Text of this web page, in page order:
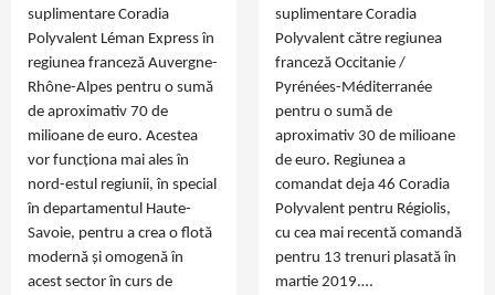
suplimentare Coradia
Polyvalent Léman Express în
regiunea franceză Auvergne-
Rhône-Alpes pentru o sumă
de aproximativ 70 de
milioane de euro. Acestea
vor funcționa mai ales în
nord-estul regiunii, în special
în departamentul Haute-
Savoie, pentru a crea o flotă
modernă și omogenă în
acest sector în curs de
suplimentare Coradia
Polyvalent către regiunea
franceză Occitanie /
Pyrénées-Méditerranée
pentru o sumă de
aproximativ 30 de milioane
de euro. Regiunea a
comandat deja 46 Coradia
Polyvalent pentru Régiolis,
cu cea mai recentă comandă
pentru 13 trenuri plasată în
martie 2019.…